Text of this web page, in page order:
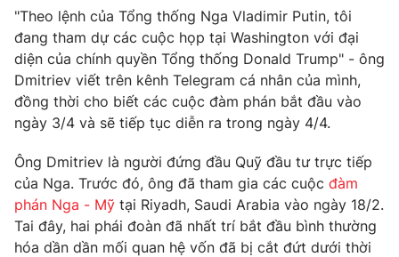
Hậu trường
Nhân vật
Khán giả
Giải trí
Điện ảnh
Âm nhạc
Sao
Đời sống
Du lịch
Làm đẹp
Chất lượng cuộc sống
Giáo dục
Tuyển sinh
Học trực tuyến
Công nghệ
Hitech Công nghệ tương lai
Sản phẩm
Giao lưu trực tuyến
"Theo lệnh của Tổng thống Nga Vladimir Putin, tôi
đang tham dự các cuộc họp tại Washington với đại
diện của chính quyền Tổng thống Donald Trump" - ông
Dmitriev viết trên kênh Telegram cá nhân của mình,
đồng thời cho biết các cuộc đàm phán bắt đầu vào
ngày 3/4 và sẽ tiếp tục diễn ra trong ngày 4/4.
Ông Dmitriev là người đứng đầu Quỹ đầu tư trực tiếp
của Nga. Trước đó, ông đã tham gia các cuộc đàm
phán Nga - Mỹ tại Riyadh, Saudi Arabia vào ngày 18/2.
Tai đây, hai phái đoàn đã nhất trí bắt đầu bình thường
hóa dần dần mối quan hệ vốn đã bị cắt đứt dưới thời